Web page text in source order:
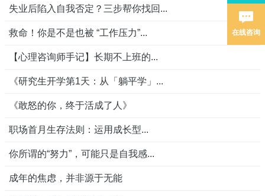
失业后陷入自我否定？三步帮你找回...
救命！你是不是也被 “工作压力”...
【心理咨询师手记】长期不上班的...
《研究生开学第1天：从「躺平学」...
《敢怒的你，终于活成了人》
职场首月生存法则：运用成长型...
你所谓的“努力”，可能只是自我感...
成年的焦虑，并非源于无能
在线咨询